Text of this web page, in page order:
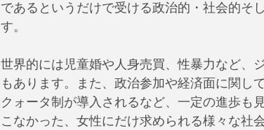
であるというだけで受ける政治的・社会的そ
す。
世界的には児童婚や人身売買、性暴力など、
もあります。また、政治参加や経済面に関し
クォータ制が導入されるなど、一定の進歩も
こなかった、女性にだけ求められる様々な社